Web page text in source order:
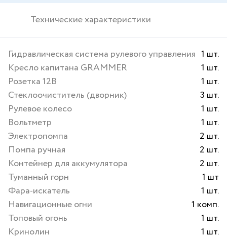
Технические характеристики
Гидравлическая система рулевого управления 1 шт.
Кресло капитана GRAMMER
1 шт.
Розетка 12В
1 шт.
Стеклоочиститель (дворник)
3 шт.
Рулевое колесо
1 шт.
Вольтметр
1 шт.
Электропомпа
2 шт.
Помпа ручная
2 шт.
Контейнер для аккумулятора
2 шт.
Туманный горн
1 шт
Фара-искатель
1 шт.
Навигационные огни
1 комп.
Топовый огонь
1 шт.
Кринолин
1 шт.